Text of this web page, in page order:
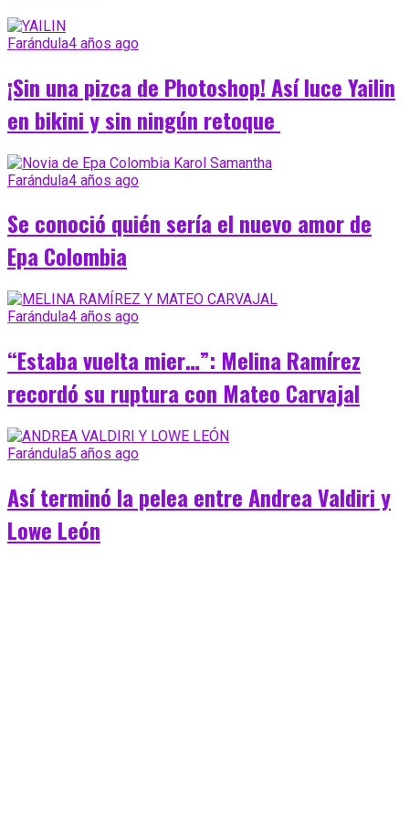
Farándula4 años ago
¡Sin una pizca de Photoshop! Así luce Yailin
en bikini y sin ningún retoque
Farándula4 años ago
Se conoció quién sería el nuevo amor de
Epa Colombia
Farándula4 años ago
“Estaba vuelta mier…”: Melina Ramírez
recordó su ruptura con Mateo Carvajal
Farándula5 años ago
Así terminó la pelea entre Andrea Valdiri y
Lowe León